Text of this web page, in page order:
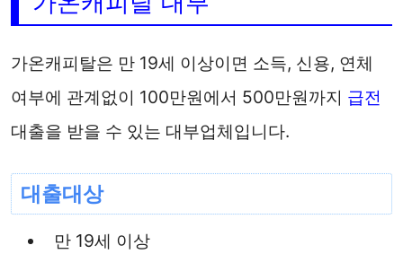
가온캐피탈은 만 19세 이상이면 소득, 신용, 연체
여부에 관계없이 100만원에서 500만원까지 급전
대출을 받을 수 있는 대부업체입니다.
대출대상
만 19세 이상